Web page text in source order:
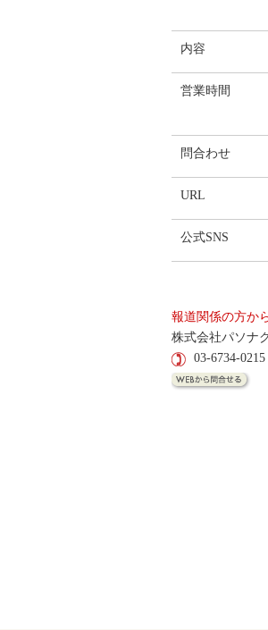
内容
営業時間
問合わせ
URL
公式SNS
報道関係の方か
株式会社パソナ
03-6734-0215